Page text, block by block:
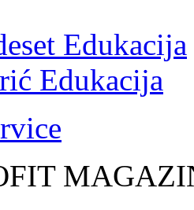
Edukacija
Edukacija